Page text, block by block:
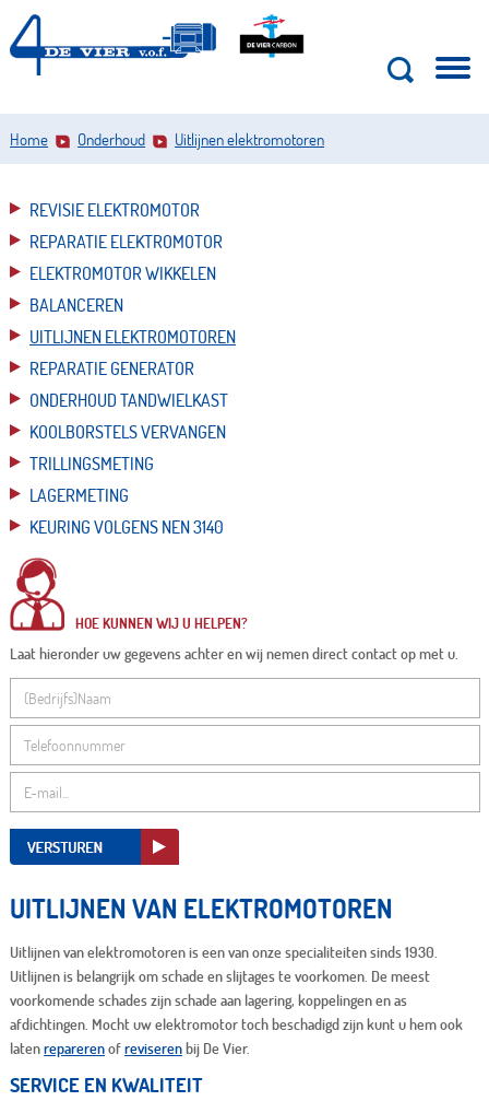
Home Onderhoud Uitlijnen elektromotoren
REVISIE ELEKTROMOTOR
REPARATIE ELEKTROMOTOR
ELEKTROMOTOR WIKKELEN
BALANCEREN
UITLIJNEN ELEKTROMOTOREN
REPARATIE GENERATOR
ONDERHOUD TANDWIELKAST
KOOLBORSTELS VERVANGEN
TRILLINGSMETING
LAGERMETING
KEURING VOLGENS NEN 3140
HOE KUNNEN WIJ U HELPEN?
Laat hieronder uw gegevens achter en wij nemen direct contact op met u.
UITLIJNEN VAN ELEKTROMOTOREN
Uitlijnen van elektromotoren is een van onze specialiteiten sinds 1930.
Uitlijnen is belangrijk om schade en slijtages te voorkomen. De meest
voorkomende schades zijn schade aan lagering, koppelingen en as
afdichtingen. Mocht uw elektromotor toch beschadigd zijn kunt u hem ook
latenreparerenofreviserenbij De Vier.
SERVICE EN KWALITEIT